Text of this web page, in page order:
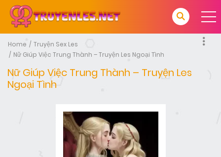
Home
Truyện Sex Les
Nữ Giúp Việc Trung Thành – Truyện Les Ngoại Tình
Nữ Giúp Việc Trung Thành – Truyện Les
Ngoại Tình